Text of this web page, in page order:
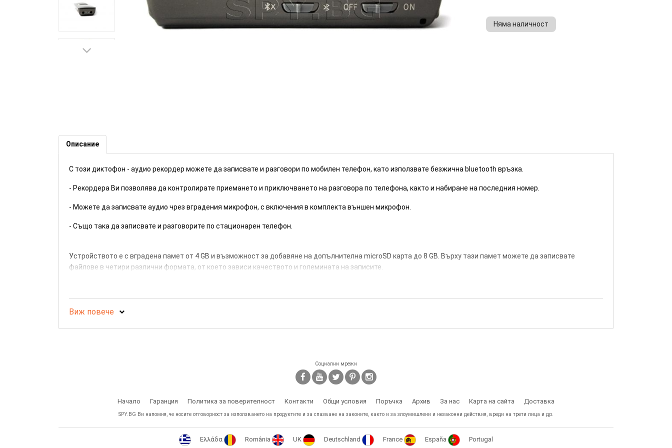
Няма наличност
Bluetooth аудио рекордер - 15 часа (Номер: D33)
Описание
С този диктофон - аудио рекордер можете да записвате и разговори по мобилен телефон, като използвате безжична bluetooth връзка.
- Рекордера Ви позволява да контролирате приемането и приключването на разговора по телефона, както и набиране на последния номер.
- Mожете да записвате аудио чрез вградения микрофон, с включения в комплекта външен микрофон.
- Също така да записвате и разговорите по стационарен телефон.
Устройството е с вградена памет от 4 GB и възможност за добавяне на допълнителна microSD карта до 8 GB. Върху тази памет можете да записвате
файлове в четири различни формата, от което зависи качеството и големината на записите.
Записите са в MP3 формат.
Размери: 93х31х14 мм.
Виж повече
Социални мрежи
Начало Гаранция Политика за поверителност Контакти Общи условия Поръчка Архив За нас Карта на сайта Доставка
SPY.BG Ви напомня, че носите отговорност за използването на продуктите и за спазване на законите, както и за злоумишлени и незаконни действия, вреди на трети лица и др.
Ελλάδα România UK Deutschland France España Portugal